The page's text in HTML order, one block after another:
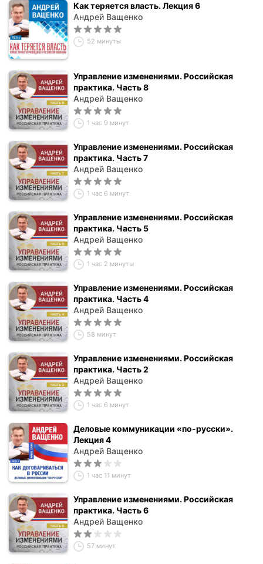
Как теряется власть. Лекция 6
Андрей Ващенко
52 минуты
Управление изменениями. Российская
практика. Часть 8
Андрей Ващенко
1 час 9 минут
Управление изменениями. Российская
практика. Часть 7
Андрей Ващенко
1 час 6 минут
Управление изменениями. Российская
практика. Часть 5
Андрей Ващенко
1 час 2 минуты
Управление изменениями. Российская
практика. Часть 4
Андрей Ващенко
58 минут
Управление изменениями. Российская
практика. Часть 2
Андрей Ващенко
1 час 6 минут
Деловые коммуникации «по-русски».
Лекция 4
Андрей Ващенко
1 час 11 минут
Управление изменениями. Российская
практика. Часть 6
Андрей Ващенко
57 минут